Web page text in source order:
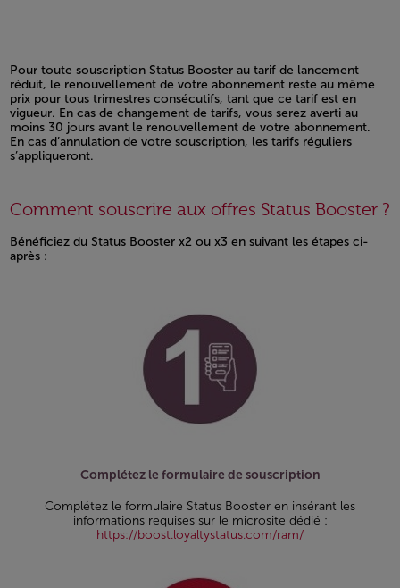
Pour toute souscription Status Booster au tarif de lancement
réduit, le renouvellement de votre abonnement reste au même
prix pour tous trimestres consécutifs, tant que ce tarif est en
vigueur. En cas de changement de tarifs, vous serez averti au
moins 30 jours avant le renouvellement de votre abonnement.
En cas d’annulation de votre souscription, les tarifs réguliers
s’appliqueront.
Comment souscrire aux offres Status Booster ?
Bénéficiez du Status Booster x2 ou x3 en suivant les étapes ci-
après :
Complétez le formulaire de souscription
Complétez le formulaire Status Booster en insérant les
informations requises sur le microsite dédié :
https://boost.loyaltystatus.com/ram/